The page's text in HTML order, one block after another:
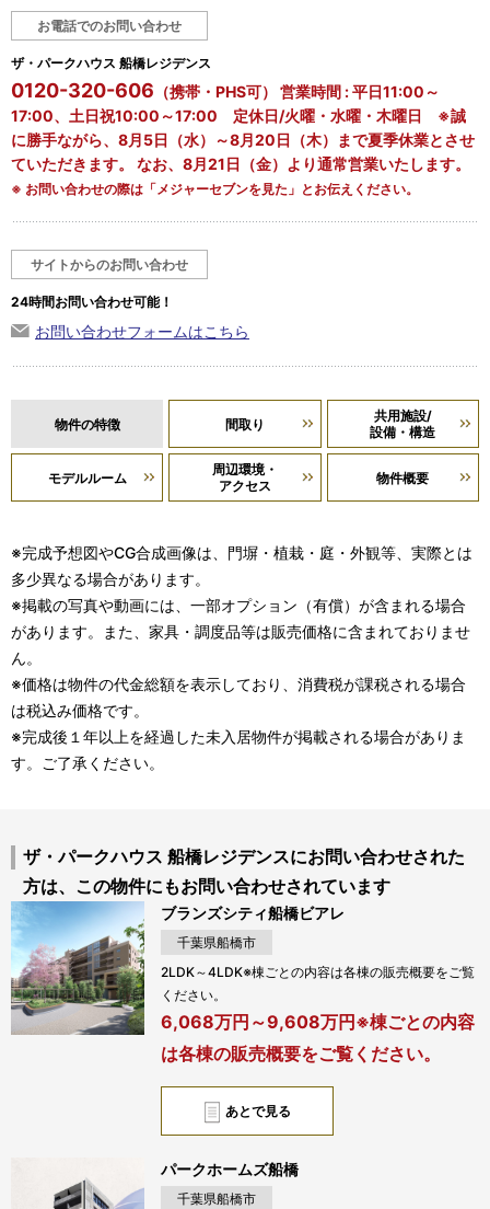
お電話でのお問い合わせ
ザ・パークハウス 船橋レジデンス
0120-320-606 （携帯・PHS可） 営業時間 : 平日11:00～
17:00、土日祝10:00～17:00 定休日/火曜・水曜・木曜日 ※誠
に勝手ながら、8月5日（水）～8月20日（木）まで夏季休業とさせ
ていただきます。 なお、8月21日（金）より通常営業いたします。
※ お問い合わせの際は「メジャーセブンを見た」とお伝えください。
サイトからのお問い合わせ
24時間お問い合わせ可能！
お問い合わせフォームはこちら
物件の特徴 間取り
共用施設/
設備・構造
モデルルーム
周辺環境・
アクセス
物件概要
※完成予想図やCG合成画像は、門塀・植栽・庭・外観等、実際とは
多少異なる場合があります。
※掲載の写真や動画には、一部オプション（有償）が含まれる場合
があります。また、家具・調度品等は販売価格に含まれておりませ
ん。
※価格は物件の代金総額を表示しており、消費税が課税される場合
は税込み価格です。
※完成後１年以上を経過した未入居物件が掲載される場合がありま
す。ご了承ください。
ザ・パークハウス 船橋レジデンスにお問い合わせされた
方は、この物件にもお問い合わせされています
あとで見る
ブランズシティ船橋ビアレ
千葉県船橋市
2LDK～4LDK※棟ごとの内容は各棟の販売概要をご覧
ください。
6,068万円～9,608万円※棟ごとの内容
は各棟の販売概要をご覧ください。
パークホームズ船橋
千葉県船橋市